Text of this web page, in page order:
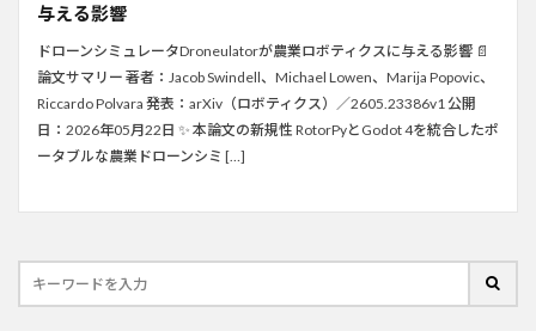
与える影響
ドローンシミュレータDroneulatorが農業ロボティクスに与える影響 📄
論文サマリー 著者：Jacob Swindell、Michael Lowen、Marija Popovic、
Riccardo Polvara 発表：arXiv（ロボティクス）／2605.23386v1 公開
日：2026年05月22日 ✨ 本論文の新規性 RotorPyとGodot 4を統合したポ
ータブルな農業ドローンシミ […]